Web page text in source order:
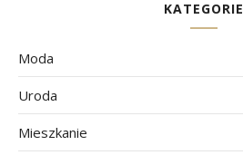
KATEGORIE
Moda
Uroda
Mieszkanie